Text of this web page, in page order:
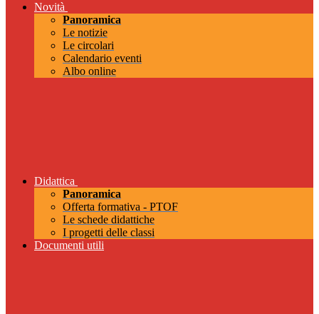
Novità
Panoramica
Le notizie
Le circolari
Calendario eventi
Albo online
Didattica
Panoramica
Offerta formativa - PTOF
Le schede didattiche
I progetti delle classi
Documenti utili